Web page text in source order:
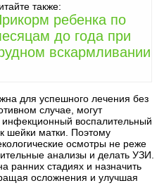
также:
ребенка по
до года при
вскармливании
для успешного лечения без
случае, могут
инфекционный воспалительный
шейки матки. Поэтому
осмотры не реже
анализы и делать УЗИ.
ранних стадиях и назначить
осложнения и улучшая